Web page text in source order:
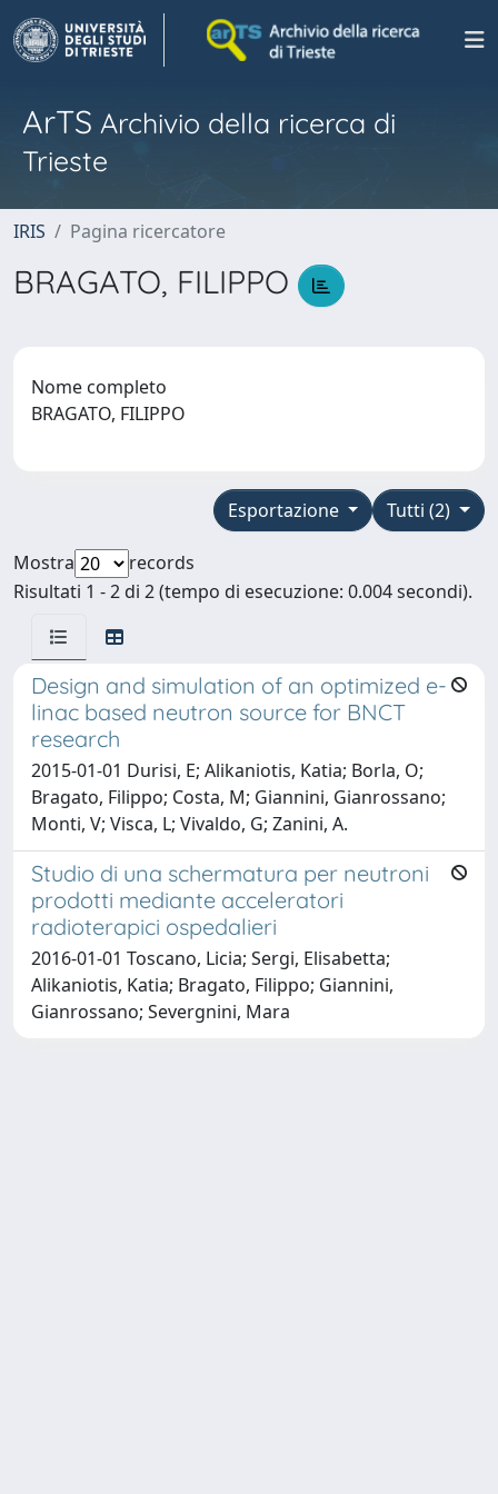
ArTS Archivio della ricerca di
Trieste
IRIS Pagina ricercatore
BRAGATO, FILIPPO
Nome completo
BRAGATO, FILIPPO
Tutti (2)
Esportazione
Mostra
records
Risultati 1 - 2 di 2 (tempo di esecuzione: 0.004 secondi).
Design and simulation of an optimized e-
linac based neutron source for BNCT
research
2015-01-01 Durisi, E; Alikaniotis, Katia; Borla, O;
Bragato, Filippo; Costa, M; Giannini, Gianrossano;
Monti, V; Visca, L; Vivaldo, G; Zanini, A.
Studio di una schermatura per neutroni
prodotti mediante acceleratori
radioterapici ospedalieri
2016-01-01 Toscano, Licia; Sergi, Elisabetta;
Alikaniotis, Katia; Bragato, Filippo; Giannini,
Gianrossano; Severgnini, Mara